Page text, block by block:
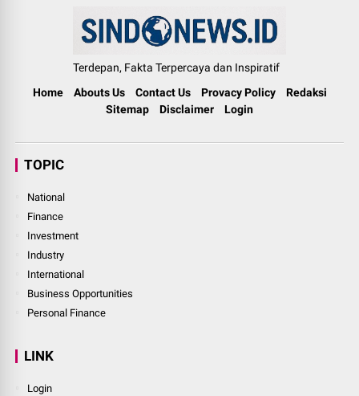
Terdepan, Fakta Terpercaya dan Inspiratif
Home
Abouts Us Contact Us Provacy Policy
Redaksi
Sitemap
Disclaimer Login
TOPIC
National
Finance
Investment
Industry
International
Business Opportunities
Personal Finance
LINK
Login